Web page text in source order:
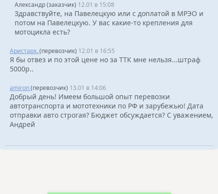
Александр (заказчик) 12.01 в 15:08
Здравствуйте, на Павелецкую или с доплатой в МРЭО и
потом на Павелецкую. У вас какие-то крепления для
мотоцикла есть?
Аристарх.(перевозчик) 12.01 в 16:55
Я бы отвез и по этой цене но за ТТК мне нельзя...штраф
5000р..
amiron(перевозчик) 13.01 в 14:06
Добрый день! Имеем большой опыт перевозки
автотранспорта и мототехники по РФ и зарубежью! Дата
отправки авто строгая? Бюджет обсуждается? С уважением,
Андрей